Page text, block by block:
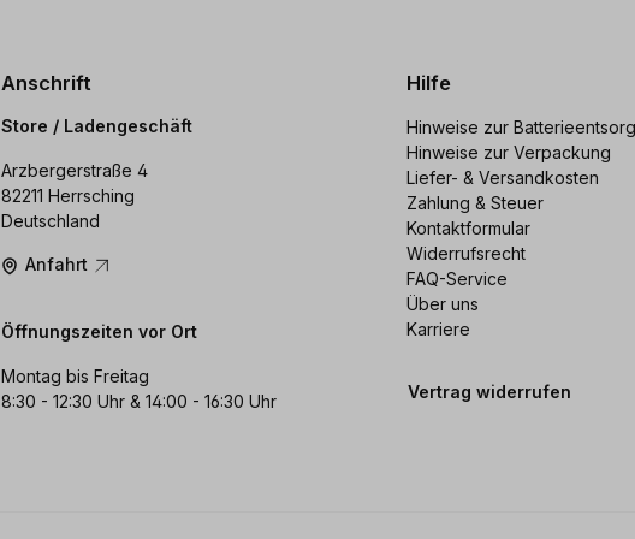
Anschrift
Store / Ladengeschäft
Arzbergerstraße 4
82211 Herrsching
Deutschland
Anfahrt
Öffnungszeiten vor Ort
Montag bis Freitag
8:30 - 12:30 Uhr & 14:00 - 16:30 Uhr
Hilfe
Hinweise zur
Hinweise zur Verpackung
Liefer- & Versandkosten
Zahlung & Steuer
Kontaktformular
Widerrufsrecht
FAQ-Service
Über uns
Karriere
Vertrag widerrufen